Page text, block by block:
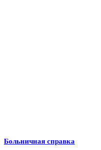
Больничная справка